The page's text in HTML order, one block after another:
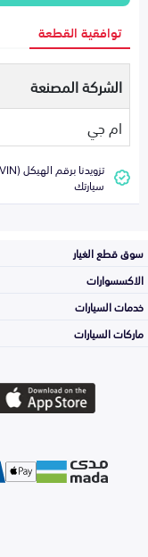
توافقية القطعة
الشركة المصنعة
ام جي
سيارتك
سوق قطع الغيار
الاكسسوارات
خدمات السيارات
ماركات السيارات